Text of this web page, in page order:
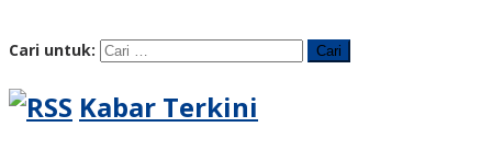
Cari untuk:
Kabar Terkini